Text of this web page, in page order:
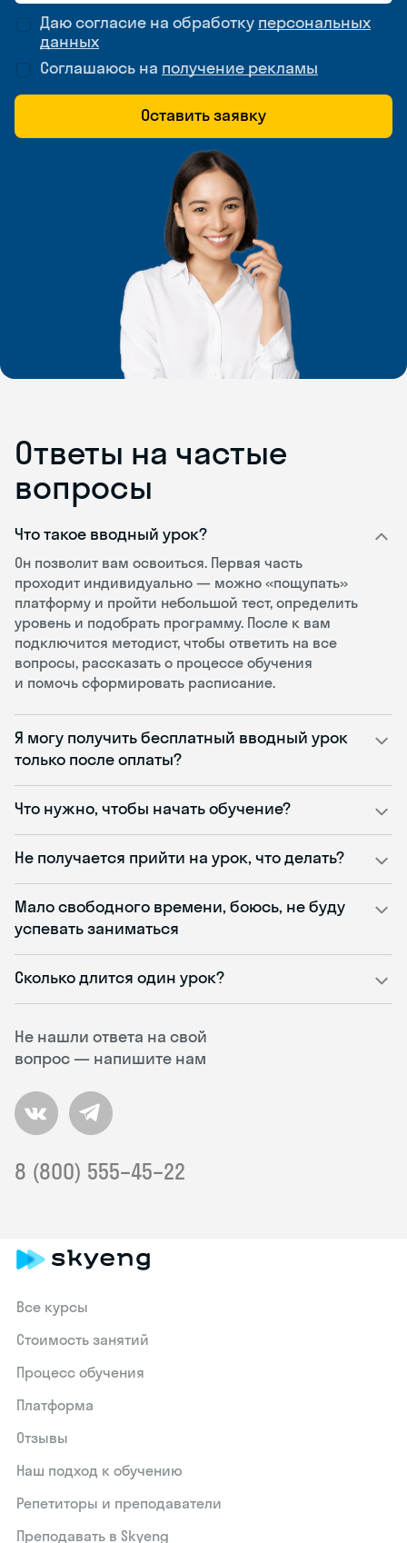
Даю согласие на обработку персональных
данных
Соглашаюсь на получение рекламы
Оставить заявку
Ответы на частые
вопросы
Не нашли ответа на свой
вопрос — напишите нам
8 (800) 555–45–22
Что такое вводный урок?
Он позволит вам освоиться. Первая часть
проходит индивидуально — можно «пощупать»
платформу и пройти небольшой тест, определить
уровень и подобрать программу. После к вам
подключится методист, чтобы ответить на все
вопросы, рассказать о процессе обучения
и помочь сформировать расписание.
Я могу получить бесплатный вводный урок
только после оплаты?
Что нужно, чтобы начать обучение?
Не получается прийти на урок, что делать?
Мало свободного времени, боюсь, не буду
успевать заниматься
Сколько длится один урок?
Все курсы
Стоимость занятий
Процесс обучения
Платформа
Отзывы
Наш подход к обучению
Репетиторы и преподаватели
Преподавать в Skyeng